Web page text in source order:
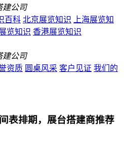
百科 北京展览知识
上海展览知
览知识 香港展览知识
资质 圆桌风采 客户见证 我们的
表排期，展台搭建商推荐